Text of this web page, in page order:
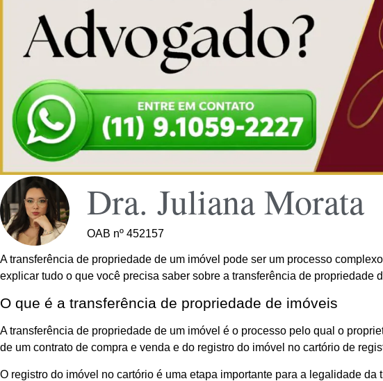
Dra. Juliana Morata
OAB nº 452157
A transferência de propriedade de um imóvel pode ser um processo
explicar tudo o que você precisa saber sobre a transferência de
O que é a transferência de propriedade de imóveis
A transferência de propriedade de um imóvel é o processo pelo qual o
de um contrato de compra e venda e do registro do imóvel no cartório de
O registro do imóvel no cartório é uma etapa importante para a legalidade